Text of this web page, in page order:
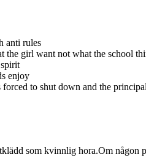
anti rules
the girl want not what the school
enjoy
to shut down and the
som kvinnlig hora.Om